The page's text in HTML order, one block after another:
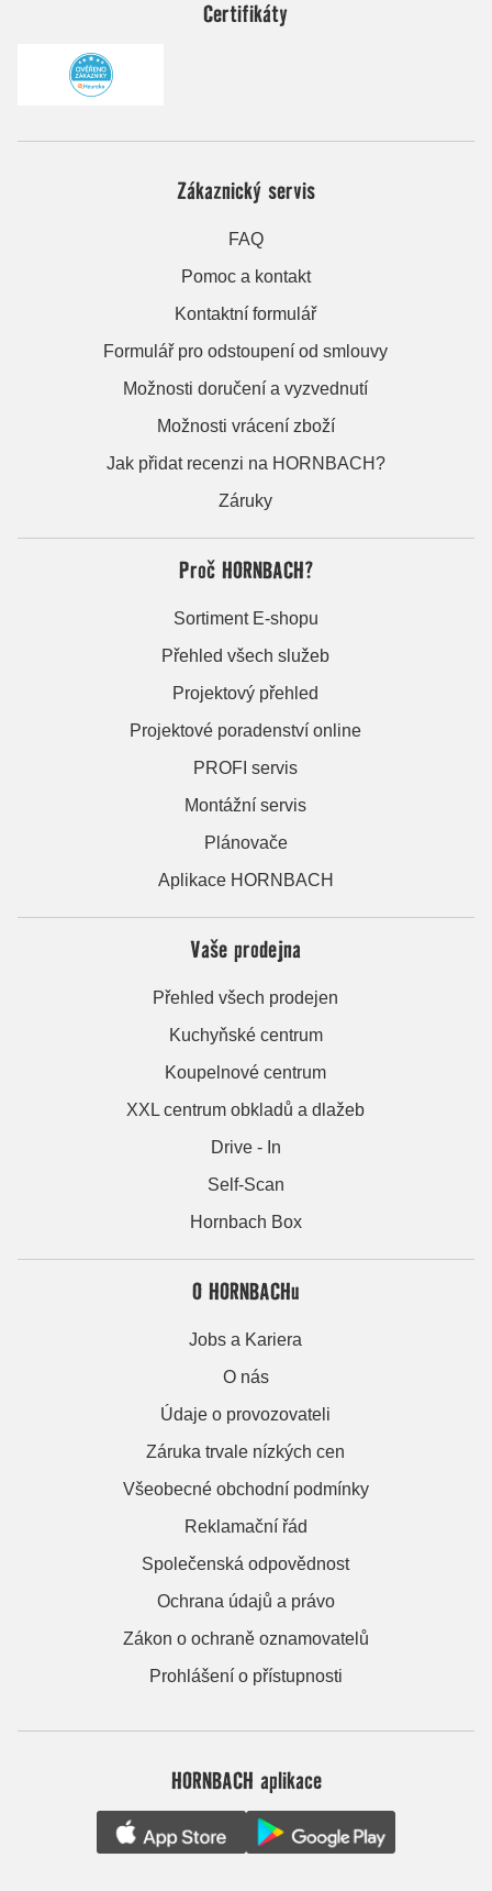
Certifikáty
Zákaznický servis
FAQ
Pomoc a kontakt
Kontaktní formulář
Formulář pro odstoupení od smlouvy
Možnosti doručení a vyzvednutí
Možnosti vrácení zboží
Jak přidat recenzi na HORNBACH?
Záruky
Proč HORNBACH?
Sortiment E-shopu
Přehled všech služeb
Projektový přehled
Projektové poradenství online
PROFI servis
Montážní servis
Plánovače
Aplikace HORNBACH
Vaše prodejna
Přehled všech prodejen
Kuchyňské centrum
Koupelnové centrum
XXL centrum obkladů a dlažeb
Drive - In
Self-Scan
Hornbach Box
O HORNBACHu
Jobs a Kariera
O nás
Údaje o provozovateli
Záruka trvale nízkých cen
Všeobecné obchodní podmínky
Reklamační řád
Společenská odpovědnost
Ochrana údajů a právo
Zákon o ochraně oznamovatelů
Prohlášení o přístupnosti
HORNBACH aplikace